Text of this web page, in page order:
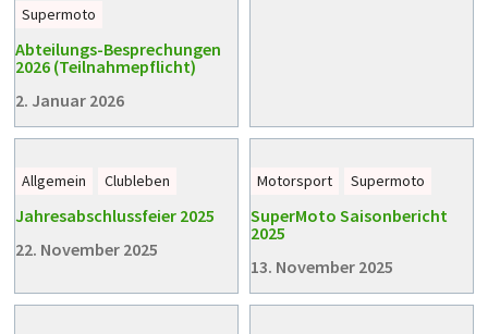
Supermoto
Abteilungs-Besprechungen
2026 (Teilnahmepflicht)
2. Januar 2026
Allgemein Clubleben
Jahresabschlussfeier 2025
22. November 2025
Motorsport Supermoto
SuperMoto Saisonbericht
2025
13. November 2025